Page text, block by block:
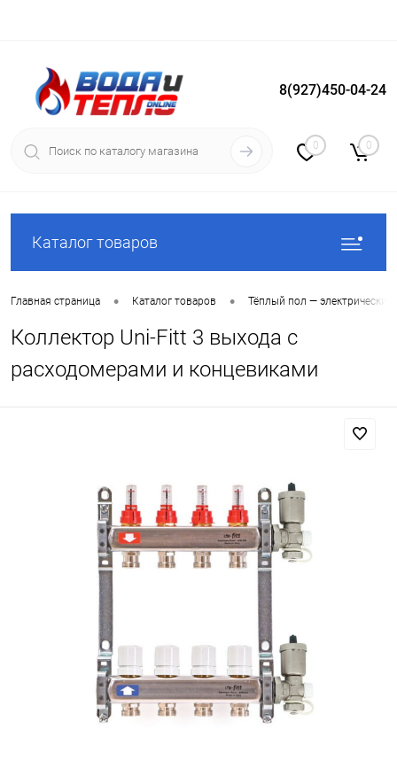
Вход Регистрация
8(927)450-04-24
0 0
Каталог товаров
Главная страница • Каталог товаров • Тёплый пол —
Коллектор Uni-Fitt 3 выхода с
расходомерами и концевиками